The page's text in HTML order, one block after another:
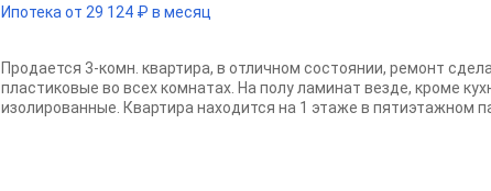
Ипотека от 29 124 ₽ в месяц
Продается 3-комн. квартира, в отличном состоянии, ремонт
пластиковые во всех комнатах. На полу ламинат везде, кроме
изолированные. Квартира находится на 1 этаже в пятиэтажном